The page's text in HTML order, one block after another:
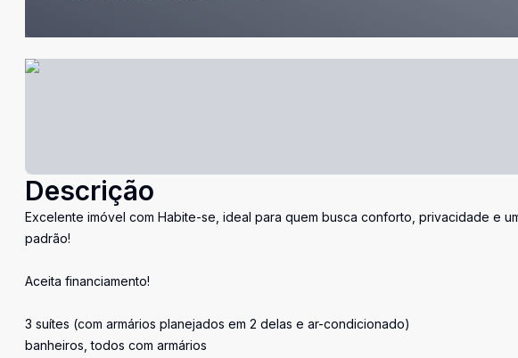
Descrição
Excelente imóvel com Habite-se, ideal para quem busca conforto, privacidade e
padrão!
Aceita financiamento!
3 suítes (com armários planejados em 2 delas e ar-condicionado)
banheiros, todos com armários